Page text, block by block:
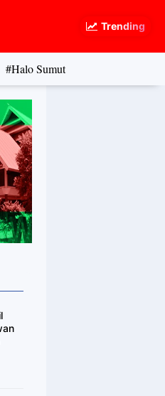
Trending
#Halo Sumut